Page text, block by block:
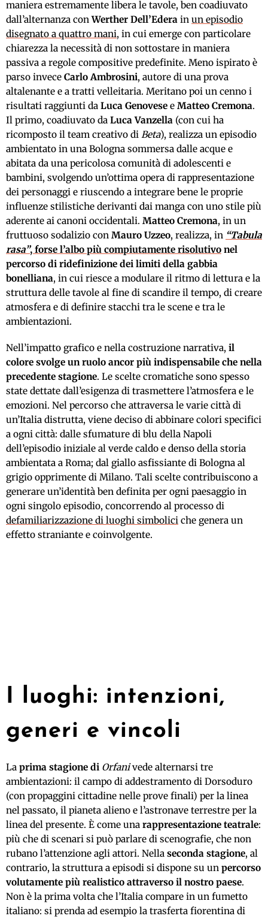
maniera estremamente libera le tavole, ben coadiuvato
dall’alternanza conWerther Dell’Edera in un episodio
disegnato a quattro mani, in cui emerge con particolare
chiarezza la necessità di non sottostare in maniera
passiva a regole compositive predefinite. Meno ispirato è
parso invece Carlo Ambrosini, autore di una prova
altalenante e a tratti velleitaria. Meritano poi un cenno i
risultati raggiunti da Luca Genovese e Matteo Cremona.
Il primo, coadiuvato da Luca Vanzella (con cui ha
ricomposto il team creativo di Beta), realizza un episodio
ambientato in una Bologna sommersa dalle acque e
abitata da una pericolosa comunità di adolescenti e
bambini, svolgendo un’ottima opera di rappresentazione
dei personaggi e riuscendo a integrare bene le proprie
influenze stilistiche derivanti dai manga con uno stile più
aderente ai canoni occidentali. Matteo Cremona, in un
fruttuoso sodalizio con Mauro Uzzeo, realizza, in “Tabula
rasa”, forse l’albo più compiutamente risolutivo nel
percorso di ridefinizione dei limiti della gabbia
bonelliana, in cui riesce a modulare il ritmo di lettura e la
struttura delle tavole al fine di scandire il tempo, di creare
atmosfera e di definire stacchi tra le scene e tra le
ambientazioni.
Nell’impatto grafico e nella costruzione narrativa, il
colore svolge un ruolo ancor più indispensabile che nella
precedente stagione. Le scelte cromatiche sono spesso
state dettate dall’esigenza di trasmettere l’atmosfera e le
emozioni. Nel percorso che attraversa le varie città di
un’Italia distrutta, viene deciso di abbinare colori specifici
a ogni città: dalle sfumature di blu della Napoli
dell’episodio iniziale al verde caldo e denso della storia
ambientata a Roma; dal giallo asfissiante di Bologna al
grigio opprimente di Milano. Tali scelte contribuiscono a
generare un’identità ben definita per ogni paesaggio in
ogni singolo episodio, concorrendo al processo di
defamiliarizzazione di luoghi simbolici che genera un
effetto straniante e coinvolgente.
I luoghi: intenzioni,
generi e vincoli
La prima stagione di Orfanivede alternarsi tre
ambientazioni: il campo di addestramento di Dorsoduro
(con propaggini cittadine nelle prove finali) per la linea
nel passato, il pianeta alieno e l’astronave terrestre per la
linea del presente. È come una rappresentazione teatrale:
più che di scenari si può parlare di scenografie, che non
rubano l’attenzione agli attori. Nella seconda stagione, al
contrario, la struttura a episodi si dispone su un percorso
volutamente più realistico attraverso il nostro paese.
Non è la prima volta che l’Italia compare in un fumetto
italiano: si prenda ad esempio la trasferta fiorentina di